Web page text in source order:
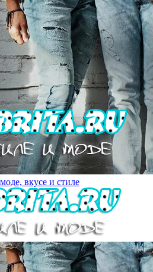
вкусе и стиле